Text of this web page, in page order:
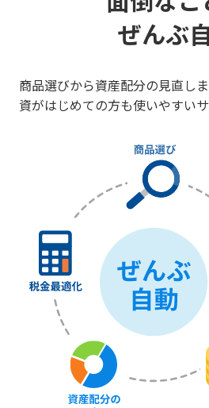
ぜんぶ
商品選びから資産配分の見直し
資がはじめての方も使いやすいサ